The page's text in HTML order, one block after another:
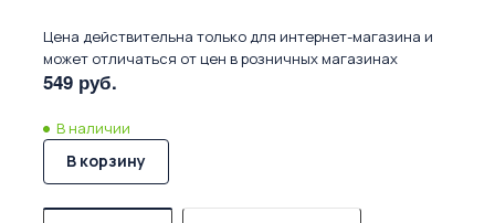
Цена действительна только для интернет-магазина и
может отличаться от цен в розничных магазинах
549 руб.
В наличии
В корзину